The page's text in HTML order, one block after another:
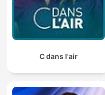
C dans l'air